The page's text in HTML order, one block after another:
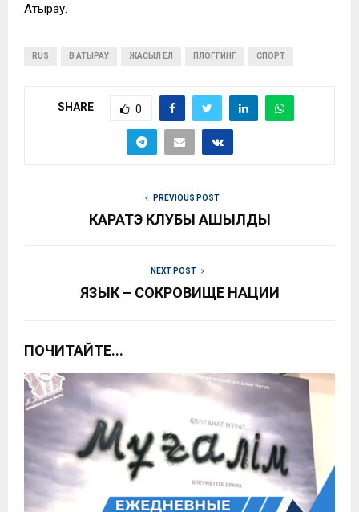
Атырау.
RUS В АТЫРАУ ЖАСЫЛ ЕЛ ПЛОГГИНГ СПОРТ
SHARE 0
PREVIOUS POST
КАРАТЭ КЛУБЫ АШЫЛДЫ
NEXT POST
ЯЗЫК – СОКРОВИЩЕ НАЦИИ
ПОЧИТАЙТЕ...